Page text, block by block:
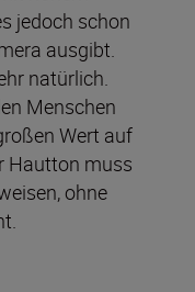
jedoch schon
ausgibt.
natürlich.
Menschen
Wert auf
Hautton muss
ohne